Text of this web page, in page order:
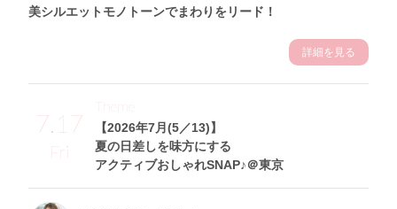
美シルエットモノトーンでまわりをリード！
詳細を見る
7.17
Fri
【2026年7月(5／13)】
夏の日差しを味方にする
アクティブおしゃれSNAP♪＠東京
Theme